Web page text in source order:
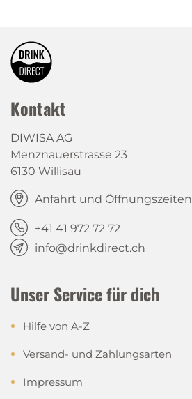
Kontakt
DIWISA AG
Menznauerstrasse 23
6130 Willisau
Anfahrt und Öffnungszeiten
+41 41 972 72 72
info@drinkdirect.ch
Unser Service für dich
Hilfe von A-Z
Versand- und Zahlungsarten
Impressum